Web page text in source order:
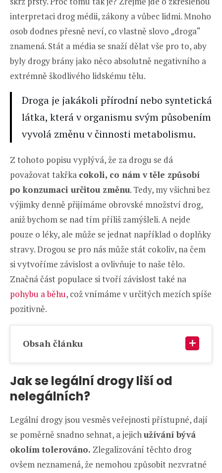
interpretaci drog médii, zákony a vůbec lidmi. Mnoho
osob dodnes přesně neví, co vlastně slovo „droga“
znamená. Stát a média se snaží dělat vše pro to, aby
byly drogy brány jako něco absolutně negativního a
extrémně škodlivého lidskému tělu.
Droga je jakákoli přírodní nebo syntetická
látka, která v organismu svým působením
vyvolá změnu v činnosti metabolismu.
Z tohoto popisu vyplývá, že za drogu se dá
považovat takřka cokoli, co nám v těle způsobí
po konzumaci určitou změnu. Tedy, my všichni bez
výjimky denně přijímáme obrovské množství drog,
aniž bychom se nad tím příliš zamýšleli. A nejde
pouze o léky, ale může se jednat například o doplňky
stravy. Drogou se pro nás může stát cokoliv, na čem
si vytvoříme závislost a ovlivňuje to naše tělo.
Značná část populace si tvoří závislost také na
pohybu a běhu, což vnímáme v určitých mezích spíše
pozitivně.
Obsah článku
Jak se legální drogy liší od
nelegálních?
Legální drogy jsou vesměs veřejnosti přístupné, dají
se poměrně snadno sehnat, a jejichužívání bývá
okolím tolerováno. Zlegalizování těchto drog
ovšem neznamená, že nemohou způsobit nezvratné